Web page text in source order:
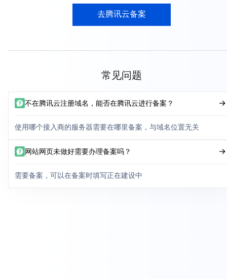
去腾讯云备案
常见问题
不在腾讯云注册域名，能否在腾讯云进行备案？
使用哪个接入商的服务器需要在哪里备案，与域名位置无关
网站网页未做好需要办理备案吗？
需要备案，可以在备案时填写正在建设中